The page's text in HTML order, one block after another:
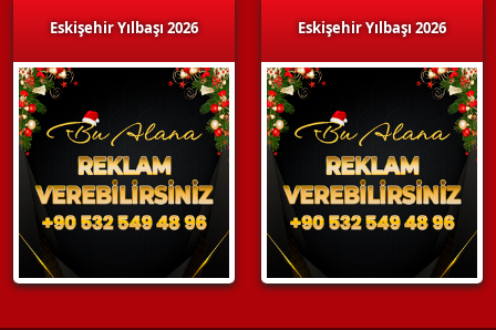
Eskişehir Yılbaşı 2026 Eskişehir Yılbaşı 2026